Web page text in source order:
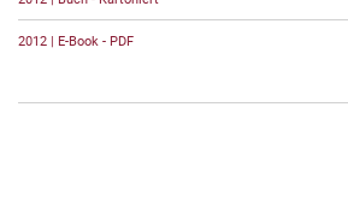
2012 | E-Book - PDF